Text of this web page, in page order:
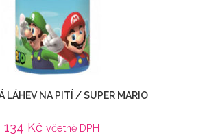
LÁHEV NA PITÍ / SUPER MARIO
134 Kč včetně DPH